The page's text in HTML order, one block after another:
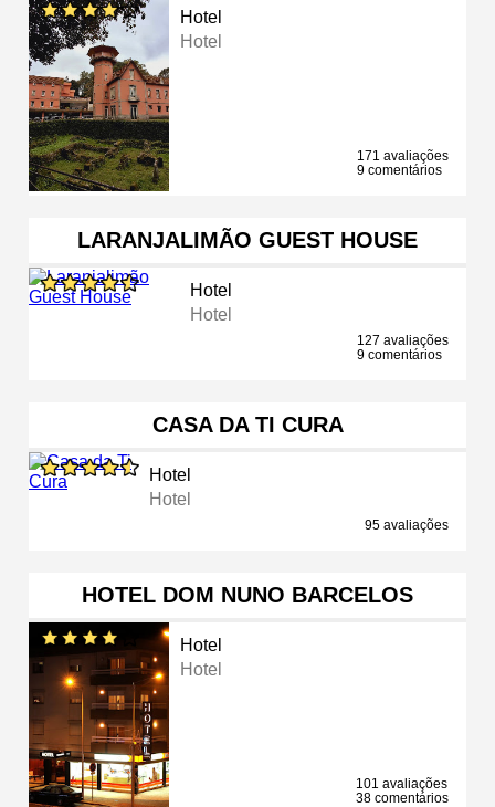
Hotel
Hotel
171 avaliações
9 comentários
LARANJALIMÃO GUEST HOUSE
Hotel
Hotel
127 avaliações
9 comentários
CASA DA TI CURA
Hotel
Hotel
95 avaliações
HOTEL DOM NUNO BARCELOS
Hotel
Hotel
101 avaliações
38 comentários